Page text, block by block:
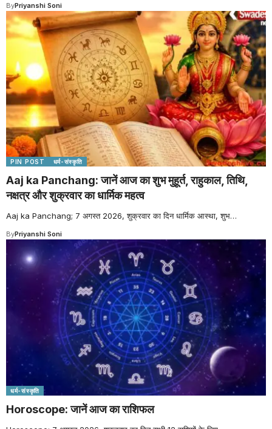
ByPriyanshi Soni
PIN POST धर्म-संस्कृति
Aaj ka Panchang: जानें आज का शुभ मुहूर्त, राहुकाल, तिथि,
नक्षत्र और शुक्रवार का धार्मिक महत्व
Aaj ka Panchang; 7 अगस्त 2026, शुक्रवार का दिन धार्मिक आस्था, शुभ…
ByPriyanshi Soni
धर्म-संस्कृति
Horoscope: जानें आज का राशिफल